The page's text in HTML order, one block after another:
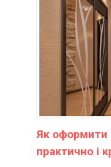
Як оформити
практично і